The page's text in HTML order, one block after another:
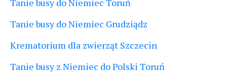
Tanie busy do Niemiec Grudziądz
Krematorium dla zwierząt Szczecin
Tanie busy z Niemiec do Polski Toruń